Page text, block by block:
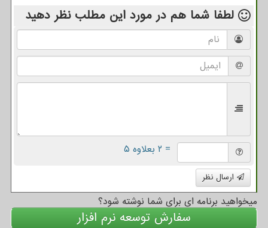
لطفا شما هم در مورد این مطلب نظر دهید
= ۲ بعلاوه ۵
ارسال نظر
میخواهید برنامه ای برای شما نوشته شود؟
سفارش توسعه نرم افزار